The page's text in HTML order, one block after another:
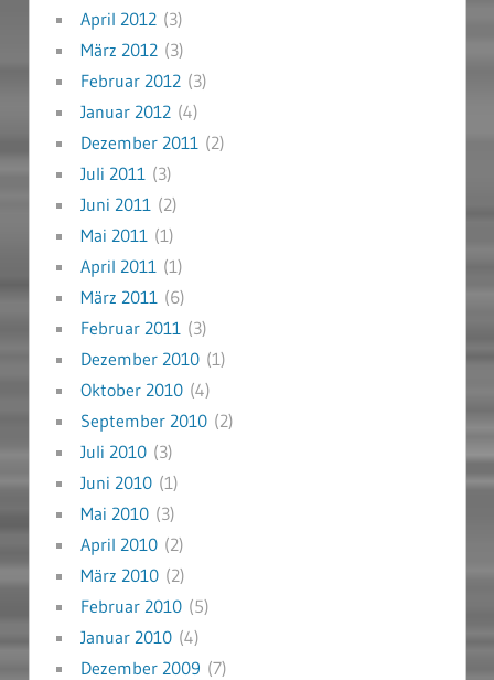
April 2012(3)
März 2012(3)
Februar 2012(3)
Januar 2012(4)
Dezember 2011 (2)
Juli 2011 (3)
Juni 2011 (2)
Mai 2011 (1)
April 2011 (1)
März 2011 (6)
Februar 2011 (3)
Dezember 2010(1)
Oktober 2010(4)
September 2010(2)
Juli 2010(3)
Juni 2010(1)
Mai 2010(3)
April 2010(2)
März 2010(2)
Februar 2010(5)
Januar 2010(4)
Dezember 2009 (7)